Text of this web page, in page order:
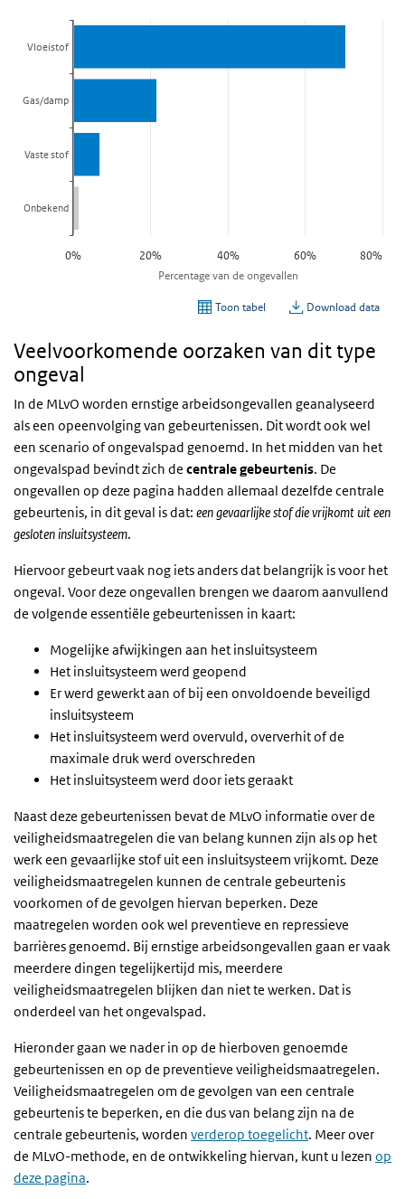
Veelvoorkomende oorzaken van dit type
ongeval
In de MLvO worden ernstige arbeidsongevallen geanalyseerd
als een opeenvolging van gebeurtenissen. Dit wordt ook wel
een scenario of ongevalspad genoemd. In het midden van het
ongevalspad bevindt zich de centrale gebeurtenis. De
ongevallen op deze pagina hadden allemaal dezelfde centrale
gebeurtenis, in dit geval is dat: een gevaarlijke stof die vrijkomt uit een
gesloten insluitsysteem.
Hiervoor gebeurt vaak nog iets anders dat belangrijk is voor het
ongeval. Voor deze ongevallen brengen we daarom aanvullend
de volgende essentiële gebeurtenissen in kaart:
Mogelijke afwijkingen aan het insluitsysteem
Het insluitsysteem werd geopend
Er werd gewerkt aan of bij een onvoldoende beveiligd
insluitsysteem
Het insluitsysteem werd overvuld, oververhit of de
maximale druk werd overschreden
Het insluitsysteem werd door iets geraakt
Naast deze gebeurtenissen bevat de MLvO informatie over de
veiligheidsmaatregelen die van belang kunnen zijn als op het
werk een gevaarlijke stof uit een insluitsysteem vrijkomt. Deze
veiligheidsmaatregelen kunnen de centrale gebeurtenis
voorkomen of de gevolgen hiervan beperken. Deze
maatregelen worden ook wel preventieve en repressieve
barrières genoemd. Bij ernstige arbeidsongevallen gaan er vaak
meerdere dingen tegelijkertijd mis, meerdere
veiligheidsmaatregelen blijken dan niet te werken. Dat is
onderdeel van het ongevalspad.
Hieronder gaan we nader in op de hierboven genoemde
gebeurtenissen en op de preventieve veiligheidsmaatregelen.
Veiligheidsmaatregelen om de gevolgen van een centrale
gebeurtenis te beperken, en die dus van belang zijn na de
centrale gebeurtenis, worden verderop toegelicht. Meer over
de MLvO-methode, en de ontwikkeling hiervan, kunt u lezen op
deze pagina.